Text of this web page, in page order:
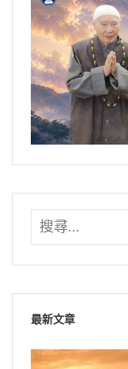
最新文章